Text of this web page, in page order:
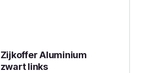
Zijkoffer Aluminium
zwart links